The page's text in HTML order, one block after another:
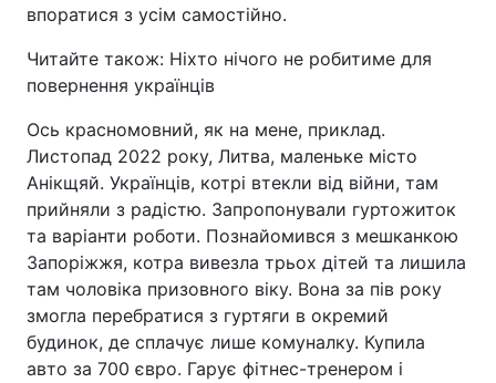
впоратися з усім самостійно.
Читайте також: Ніхто нічого не робитиме для
повернення українців
Ось красномовний, як на мене, приклад.
Листопад 2022 року, Литва, маленьке місто
Анікщяй. Українців, котрі втекли від війни, там
прийняли з радістю. Запропонували гуртожиток
та варіанти роботи. Познайомився з мешканкою
Запоріжжя, котра вивезла трьох дітей та лишила
там чоловіка призовного віку. Вона за пів року
змогла перебратися з гуртяги в окремий
будинок, де сплачує лише комуналку. Купила
авто за 700 євро. Гарує фітнес-тренером і